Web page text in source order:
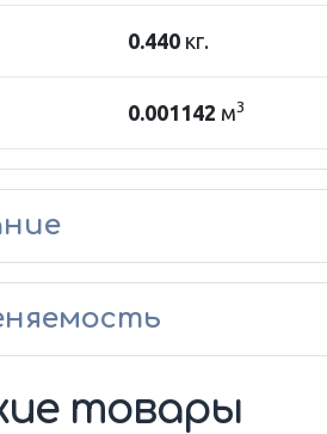
0.440 кг.
0.001142 м3
товары